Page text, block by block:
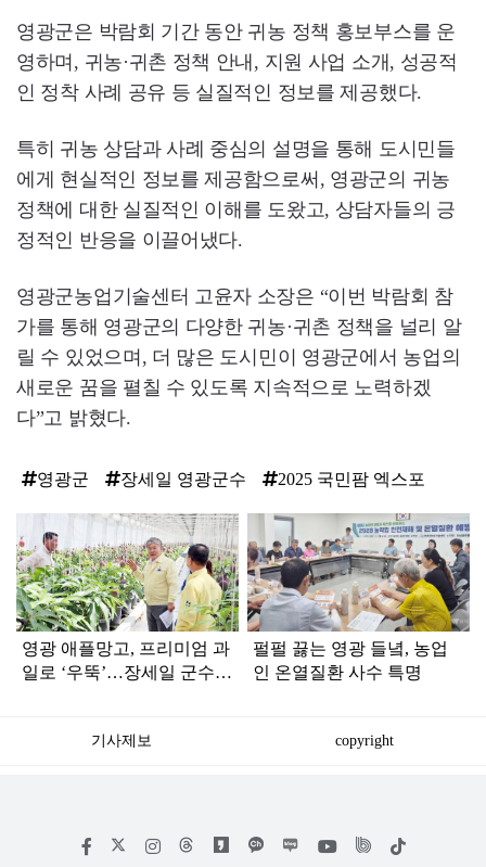
영광군은 박람회 기간 동안 귀농 정책 홍보부스를 운
영하며, 귀농·귀촌 정책 안내, 지원 사업 소개, 성공적
인 정착 사례 공유 등 실질적인 정보를 제공했다.
특히 귀농 상담과 사례 중심의 설명을 통해 도시민들
에게 현실적인 정보를 제공함으로써, 영광군의 귀농
정책에 대한 실질적인 이해를 도왔고, 상담자들의 긍
정적인 반응을 이끌어냈다.
영광군농업기술센터 고윤자 소장은 “이번 박람회 참
가를 통해 영광군의 다양한 귀농·귀촌 정책을 널리 알
릴 수 있었으며, 더 많은 도시민이 영광군에서 농업의
새로운 꿈을 펼칠 수 있도록 지속적으로 노력하겠
다”고 밝혔다.
영광군 장세일 영광군수 2025 국민팜 엑스포
라
인
영광 애플망고, 프리미엄 과
일로 ‘우뚝’…장세일 군수
펄펄 끓는 영광 들녘, 농업
인 온열질환 사수 특명
기사제보 copyright
페
인
위
틱